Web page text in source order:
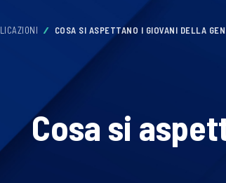
COSA SI ASPETTANO I GIOVANI DELLA
Cosa si